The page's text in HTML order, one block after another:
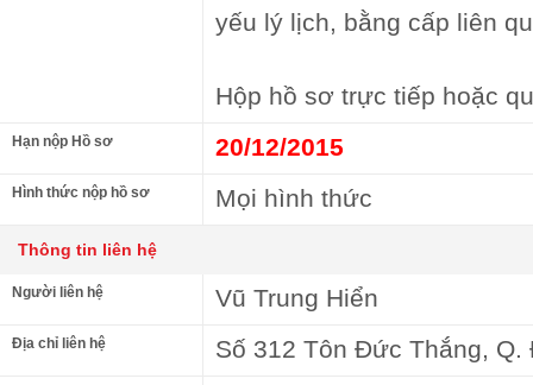
yếu lý lịch, bằng cấp liên
Hộp hồ sơ trực tiếp hoặc
Hạn nộp Hồ sơ 20/12/2015
Hình thức nộp hồ sơ Mọi hình thức
Thông tin liên hệ
Người liên hệ Vũ Trung Hiển
Địa chỉ liên hệ Số 312 Tôn Đức Thắng, Q.